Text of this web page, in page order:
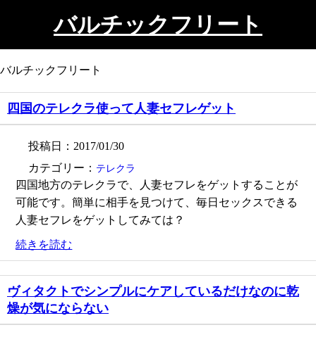
バルチックフリート
バルチックフリート
四国のテレクラ使って人妻セフレゲット
投稿日：2017/01/30
カテゴリー： テレクラ
四国地方のテレクラで、人妻セフレをゲットすることが
可能です。簡単に相手を見つけて、毎日セックスできる
人妻セフレをゲットしてみては？
続きを読む
ヴィタクトでシンプルにケアしているだけなのに乾
燥が気にならない